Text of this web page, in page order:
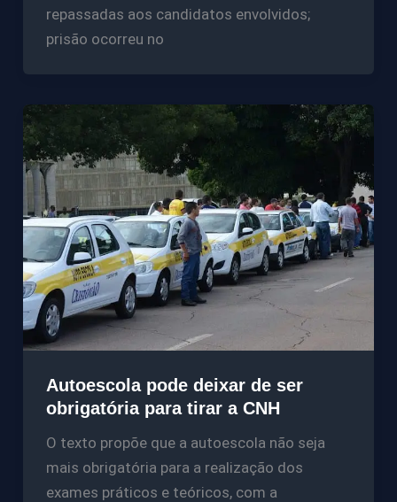
repassadas aos candidatos envolvidos;
prisão ocorreu no
Autoescola pode deixar de ser
obrigatória para tirar a CNH
O texto propõe que a autoescola não seja
mais obrigatória para a realização dos
exames práticos e teóricos, com a